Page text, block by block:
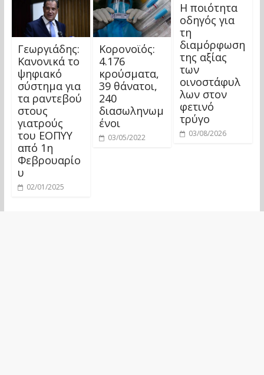
Γεωργιάδης:
Κανονικά το
ψηφιακό
σύστημα για
τα ραντεβού
στους
γιατρούς
του ΕΟΠΥΥ
από 1η
Φεβρουαρίο
υ
02/01/2025
Κορονοϊός:
4.176
κρούσματα,
39 θάνατοι,
240
διασωληνωμ
ένοι
03/05/2022
Η ποιότητα
οδηγός για
τη
διαμόρφωση
της αξίας
των
οινοστάφυλ
λων στον
φετινό
τρύγο
03/08/2026